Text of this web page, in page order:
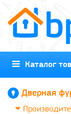
Каталог
Дверная